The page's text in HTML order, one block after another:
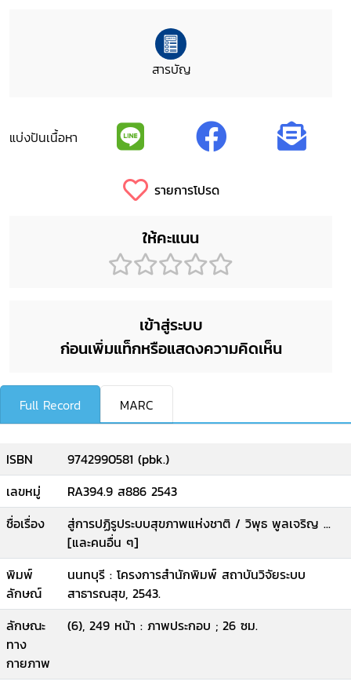
สารบัญ
แบ่งปันเนื้อหา
รายการโปรด
ให้คะแนน
เข้าสู่ระบบ
ก่อนเพิ่มแท็กหรือแสดงความคิดเห็น
Full Record MARC
ISBN
9742990581 (pbk.)
เลขหมู่
RA394.9 ส886 2543
ชื่อเรื่อง
สู่การปฏิรูประบบสุขภาพแห่งชาติ / วิพุธ พูลเจริญ ...
[และคนอื่น ๆ]
พิมพ์
ลักษณ์
นนทบุรี : โครงการสำนักพิมพ์ สถาบันวิจัยระบบ
สาธารณสุข, 2543.
ลักษณะ
ทาง
กายภาพ
(6), 249 หน้า : ภาพประกอบ ; 26 ซม.